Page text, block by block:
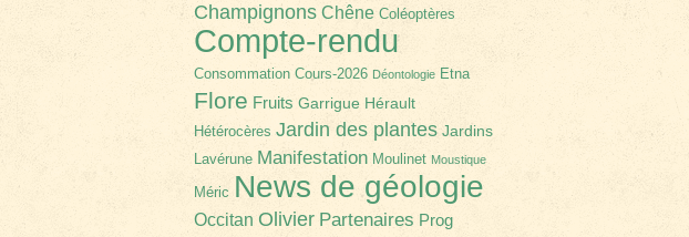
Champignons Chêne Coléoptères
Compte-rendu
Consommation Cours-2026 Déontologie Etna
Flore Fruits Garrigue Hérault
Hétérocères Jardin des plantes Jardins
Lavérune Manifestation Moulinet Moustique
Méric News de géologie
Occitan Olivier Partenaires Prog